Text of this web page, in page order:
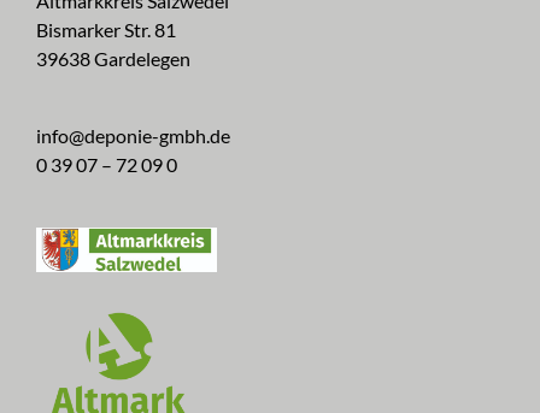
Bismarker Str. 81
39638 Gardelegen
info@deponie-gmbh.de
0 39 07 – 72 09 0